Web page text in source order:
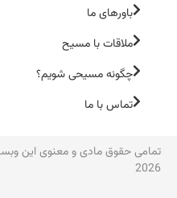
باورهای ما
ملاقات با مسیح
چگونه مسیحی شویم؟
تماس با ما
تمامی حقوق مادی و معنوی این
2026